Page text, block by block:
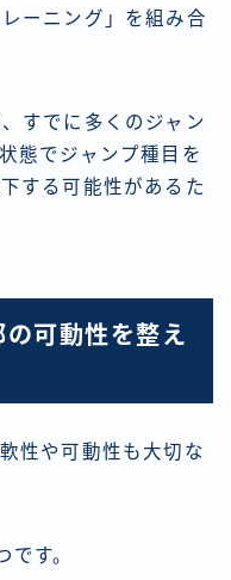
ーニング」を組み合
すでに多くのジャン
態でジャンプ種目を
する可能性があるた
可動性を整え
性や可動性も大切な
す。